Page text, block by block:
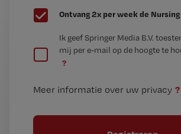
G
e
t
Ontvang 2x per week de
e
t
Ik geef Springer Media B.V.
mij per e-mail op de hoogte te
?
Meer informatie over uw privacy ?